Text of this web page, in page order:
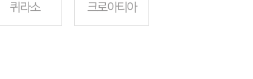
퀴라소 크로아티아